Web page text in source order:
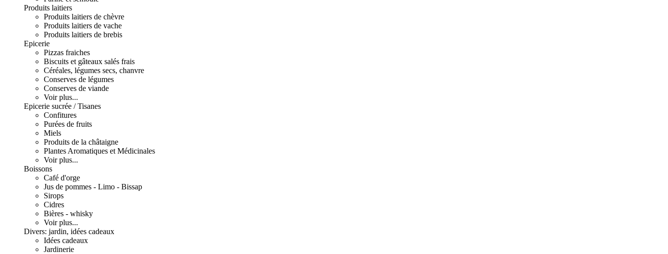
Produits laitiers
Produits laitiers de chèvre
Produits laitiers de vache
Produits laitiers de brebis
Epicerie
Pizzas fraiches
Biscuits et gâteaux salés frais
Céréales, légumes secs, chanvre
Conserves de légumes
Conserves de viande
Voir plus...
Epicerie sucrée / Tisanes
Confitures
Purées de fruits
Miels
Produits de la châtaigne
Plantes Aromatiques et Médicinales
Voir plus...
Boissons
Café d'orge
Jus de pommes - Limo - Bissap
Sirops
Cidres
Bières - whisky
Voir plus...
Divers: jardin, idées cadeaux
Idées cadeaux
Jardinerie